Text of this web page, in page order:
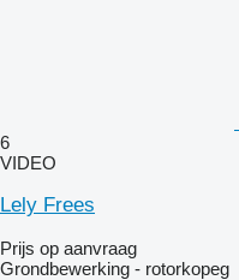
6
VIDEO
Lely Frees
Prijs op aanvraag
Grondbewerking - rotorkopeg